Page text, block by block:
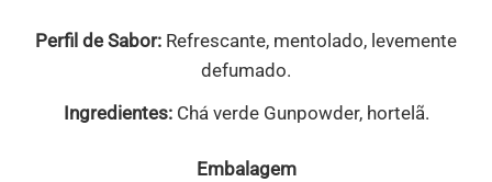
Perfil de Sabor: Refrescante, mentolado, levemente
defumado.
Ingredientes:Chá verde Gunpowder, hortelã.
Embalagem